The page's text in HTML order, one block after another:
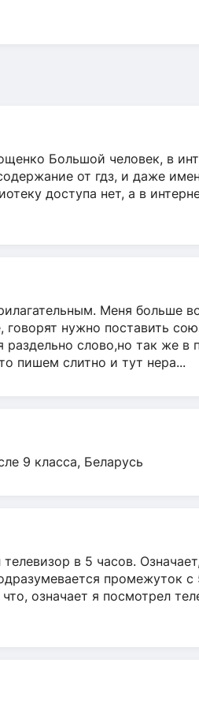
Большой человек, в
от гдз, и даже
доступа нет, а в
Меня больше
нужно поставить
слово,но так же в
пишем слитно и тут нера...
9 класса, Беларусь
в 5 часов.
промежуток с
означает я посмотрел